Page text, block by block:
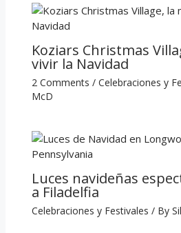
Koziars Christmas
vivir la Navidad
2 Comments / Celebraciones y
McD
Luces navideñas
a Filadelfia
Celebraciones y Festivales / By